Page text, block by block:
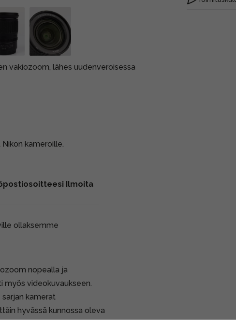
vakiozoom, lähes uudenveroisessa
kameroille.
Ilmoita
ollaksemme
nopealla ja
myös videokuvaukseen.
kamerat
hyvässä kunnossa oleva
pyörii tasaisesti ja napit